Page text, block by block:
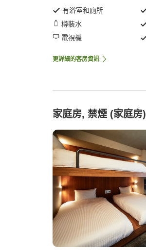
有浴室和廁所
樽裝水
電視機
更詳細的客房資訊
家庭房, 禁煙 (家庭房)